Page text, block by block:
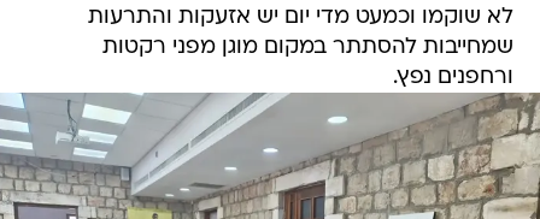
לא שוקמו וכמעט מדי יום יש אזעקות והתרעות
שמחייבות להסתתר במקום מוגן מפני רקטות
ורחפנים נפץ.